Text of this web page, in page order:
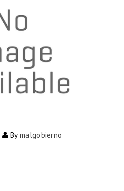
Bymalgobierno